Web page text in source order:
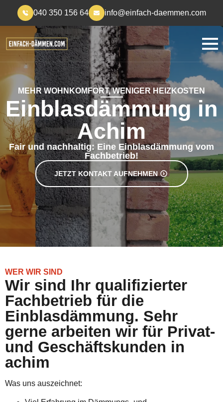
040 350 156 64 info@einfach-daemmen.com
MEHR WOHNKOMFORT, WENIGER HEIZKOSTEN
Einblasdämmung in
Achim
Fair und nachhaltig: Eine Einblasdämmung vom
Fachbetrieb!
JETZT KONTAKT AUFNEHMEN
WER WIR SIND
Wir sind Ihr qualifizierter
Fachbetrieb für die
Einblasdämmung. Sehr
gerne arbeiten wir für Privat-
und Geschäftskunden in
achim
Was uns auszeichnet: